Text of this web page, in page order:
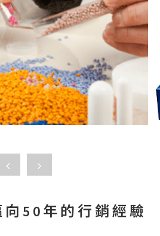
域應力鬆弛資料分析
50年的行銷經驗